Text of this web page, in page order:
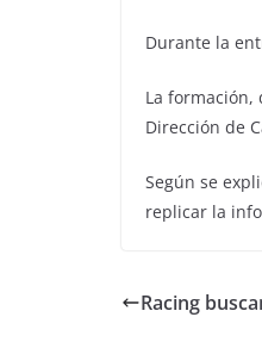
Durante la
La formación,
Dirección de
Según se
replicar la
Racing